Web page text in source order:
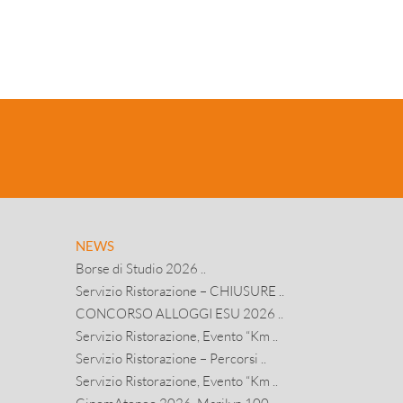
NEWS
Borse di Studio 2026 ..
Servizio Ristorazione – CHIUSURE ..
CONCORSO ALLOGGI ESU 2026 ..
Servizio Ristorazione, Evento “Km ..
Servizio Ristorazione – Percorsi ..
Servizio Ristorazione, Evento “Km ..